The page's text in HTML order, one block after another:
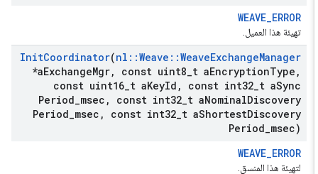
WEAVE_ERROR
تهيئة هذا العميل.
InitCoordinator(nl ::Weave ::WeaveExchangeManager
*aExchangeMgr const uint8 _ t aEncryptionType
const uint16 _ t aKeyId const int32 _ t aSync
Period _msec const int32 _ t aNominalDiscovery
Period _msec const int32 _ t aShortestDiscovery
Period _msec)
WEAVE_ERROR
لتهيئة هذا المنسق.